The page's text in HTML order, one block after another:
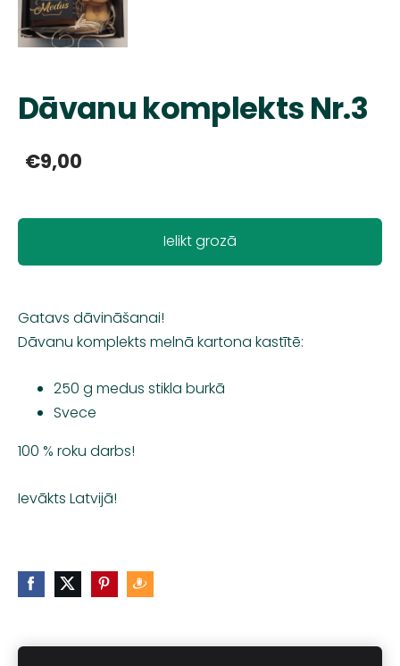
Dāvanu komplekts Nr.3
€9,00
Ielikt grozā
Gatavs dāvināšanai!
Dāvanu komplekts melnā kartona kastītē:
250 g medus stikla burkā
Svece
100 % roku darbs!
Ievākts Latvijā!